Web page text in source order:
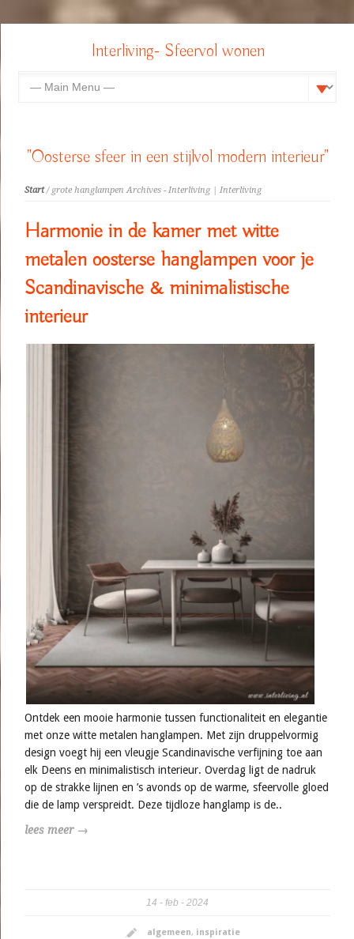
Interliving- Sfeervol wonen
"Oosterse sfeer in een stijlvol modern interieur"
Start/ grote hanglampen Archives - Interliving | Interliving
Harmonie in de kamer met witte
metalen oosterse hanglampen voor je
Scandinavische & minimalistische
interieur
Ontdek een mooie harmonie tussen functionaliteit en elegantie
met onze witte metalen hanglampen. Met zijn druppelvormig
design voegt hij een vleugje Scandinavische verfijning toe aan
elk Deens en minimalistisch interieur. Overdag ligt de nadruk
op de strakke lijnen en ’s avonds op de warme, sfeervolle gloed
die de lamp verspreidt. Deze tijdloze hanglamp is de..
lees meer →
14 feb 2024
algemeen, inspiratie